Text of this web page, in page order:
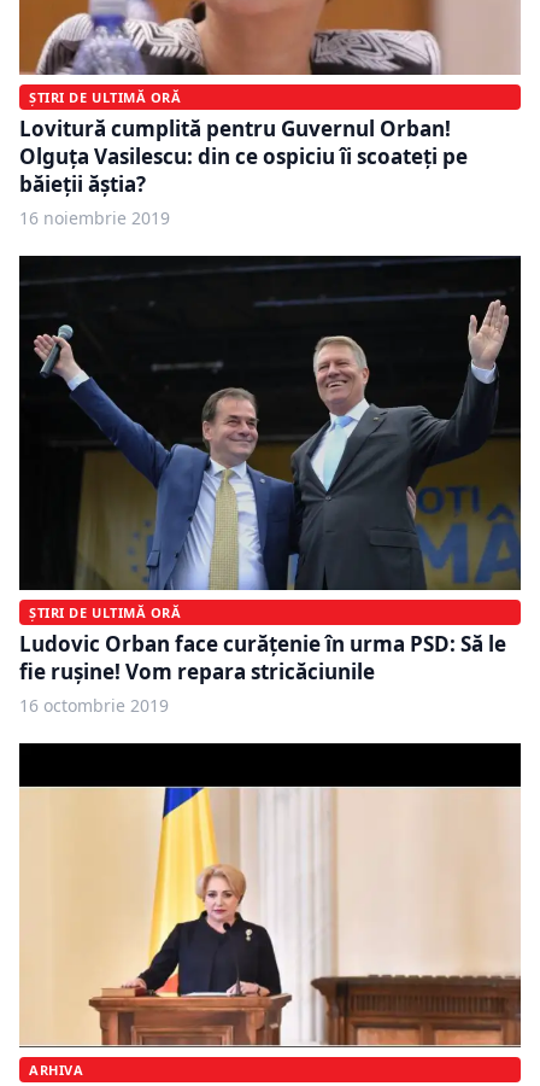
ȘTIRI DE ULTIMĂ ORĂ
Lovitură cumplită pentru Guvernul Orban!
Olguța Vasilescu: din ce ospiciu îi scoateți pe
băieții ăștia?
16 noiembrie 2019
ȘTIRI DE ULTIMĂ ORĂ
Ludovic Orban face curăţenie în urma PSD: Să le
fie ruşine! Vom repara stricăciunile
16 octombrie 2019
ARHIVA